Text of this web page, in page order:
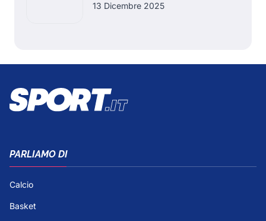
13 Dicembre 2025
PARLIAMO DI
Calcio
Basket